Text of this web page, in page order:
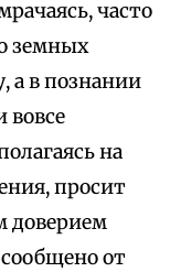
часто
земных
а в познании
вовсе
на
просит
доверием
от